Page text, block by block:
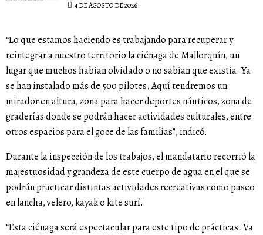
4 DE AGOSTO DE 2026
“Lo que estamos haciendo es trabajando para recuperar y
reintegrar a nuestro territorio la ciénaga de Mallorquín, un
lugar que muchos habían olvidado o no sabían que existía. Ya
se han instalado más de 500 pilotes. Aquí tendremos un
mirador en altura, zona para hacer deportes náuticos, zona de
graderías donde se podrán hacer actividades culturales, entre
otros espacios para el goce de las familias”, indicó.
Durante la inspección de los trabajos, el mandatario recorrió la
majestuosidad y grandeza de este cuerpo de agua en el que se
podrán practicar distintas actividades recreativas como paseo
en lancha, velero, kayak o kite surf.
“Esta ciénaga será espectacular para este tipo de prácticas. Va